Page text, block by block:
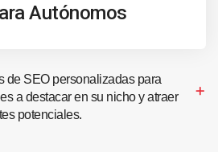
Autónomos
de SEO personalizadas para
a destacar en su nicho y atraer
potenciales.